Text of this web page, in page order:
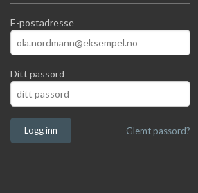
E-postadresse
Ditt passord
Glemt passord?